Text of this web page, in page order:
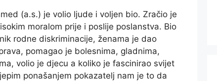
(a.s.) je volio ljude i voljen bio. Zračio je
moralom prije i poslije poslanstva. Bio
rodne diskriminacije, ženama je dao
pomagao je bolesnima, gladnima,
volio je djecu a koliko je fascinirao svijet
ponašanjem pokazatelj nam je to da